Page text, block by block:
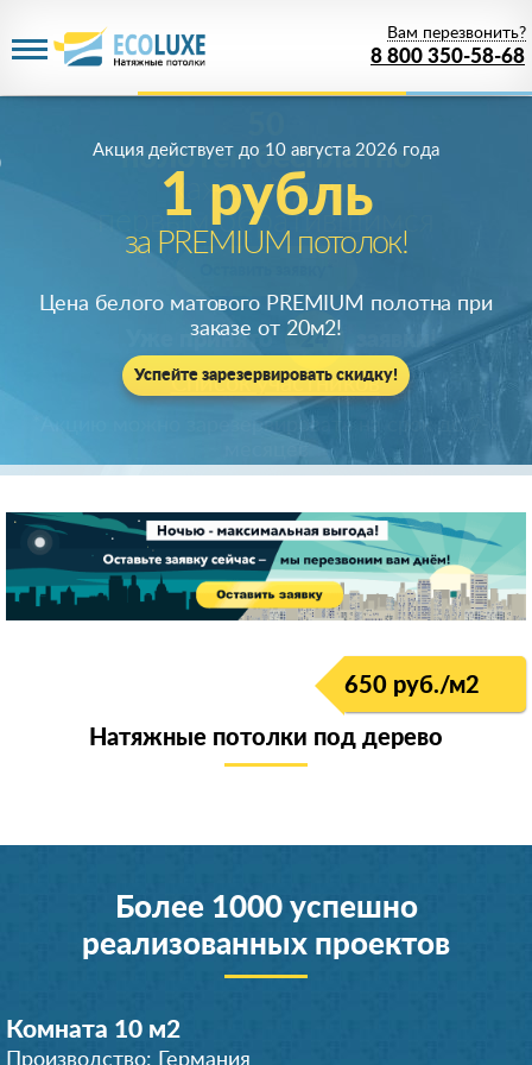
8 800 350-58-68
Вам перезвонить?
1 рубль
за PREMIUM потолок!
Акция действует до 10 августа 2026 года
Цена белого матового PREMIUM полотна при
заказе от 20м2!
Успейте зарезервировать скидку!
650 руб./м2
Натяжные потолки под дерево
Более 1000 успешно
реализованных проектов
Комната 10 м2
Производство: Германия